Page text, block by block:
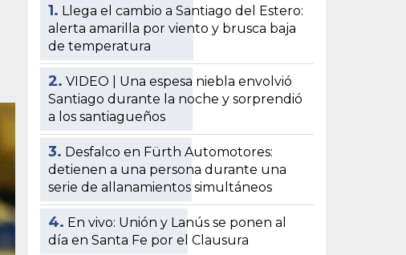
1. Llega el cambio a Santiago del Estero:
alerta amarilla por viento y brusca baja
de temperatura
2. VIDEO | Una espesa niebla envolvió
Santiago durante la noche y sorprendió
a los santiagueños
3. Desfalco en Fürth Automotores:
detienen a una persona durante una
serie de allanamientos simultáneos
4. En vivo: Unión y Lanús se ponen al
día en Santa Fe por el Clausura